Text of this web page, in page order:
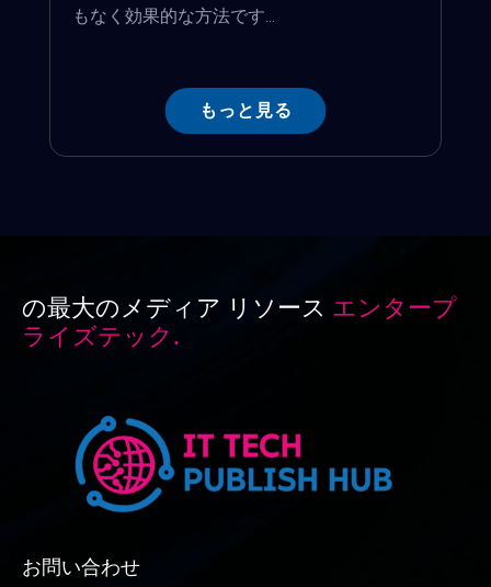
もなく効果的な方法です...
もっと見る
の最大のメディア リソース エンタープ
ライズテック.
お問い合わせ